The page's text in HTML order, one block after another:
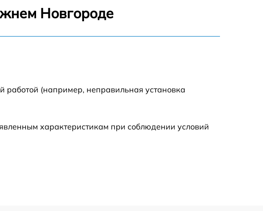
1600 р
Новгороде
работой (например, неправильная установка
характеристикам при соблюдении условий